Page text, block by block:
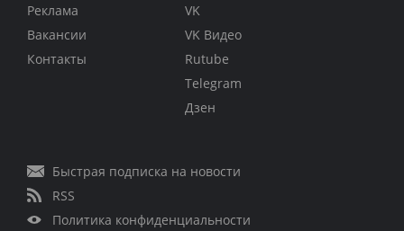
Реклама
Вакансии
Контакты
VK
VK Видео
Rutube
Telegram
Дзен
Быстрая подписка на новости
RSS
Политика конфиденциальности